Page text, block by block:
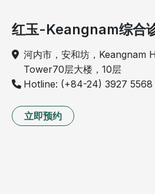
红玉-Keangnam综合
河内市，安和坊，Keangnam
Tower70层大楼，10层
Hotline: (+84-24) 3927 5568
立即预约